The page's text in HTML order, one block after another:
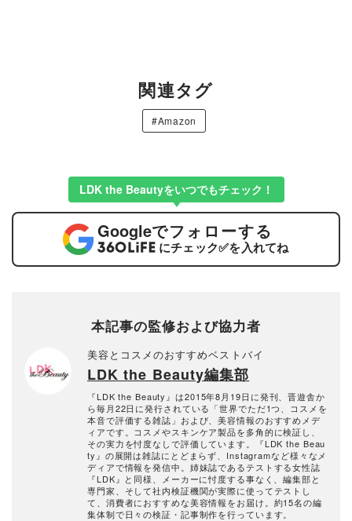
関連タグ
#Amazon
LDK the Beautyをいつでもチェック！
Googleでフォローする
にチェック✅を入れてね
本記事の監修および協力者
美容とコスメのおすすめベストバイ
LDK the Beauty編集部
『LDK the Beauty』は2015年8月19日に発刊、晋遊舎か
ら毎月22日に発行されている「世界でただ1つ、コスメを
本音で評価する雑誌」および、美容情報のおすすめメデ
ィアです。コスメやスキンケア製品を多角的に検証し、
その実力を忖度なしで評価しています。『LDK the Beau
ty』の展開は雑誌にとどまらず、Instagramなど様々なメ
ディアで情報を発信中。姉妹誌であるテストする女性誌
『LDK』と同様、メーカーに忖度する事なく、編集部と
専門家、そして社内検証機関が実際に使ってテストし
て、消費者におすすめな美容情報をお届け。約15名の編
集体制で日々の検証・記事制作を行っています。